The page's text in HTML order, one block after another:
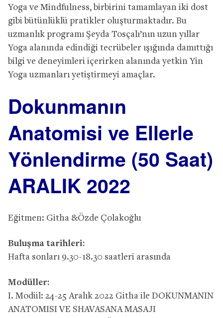
Yoga ve Mindfulness, birbirini tamamlayan iki dost
gibi bütünlüklü pratikler oluşturmaktadır. Bu
uzmanlık programı Şeyda Tosçalı’nın uzun yıllar
Yoga alanında edindiği tecrübeler ışığında damıttığı
bilgi ve deneyimleri içerirken alanında yetkin Yin
Yoga uzmanları yetiştirmeyi amaçlar.
Dokunmanın
Anatomisi ve Ellerle
Yönlendirme (50 Saat)
ARALIK 2022
Eğitmen: Githa &Özde Çolakoğlu
Buluşma tarihleri:
Hafta sonları 9.30-18.30 saatleri arasında
Modüller:
I. Modül: 24-25 Aralık 2022 Githa ile DOKUNMANIN
ANATOMISI VE SHAVASANA MASAJI